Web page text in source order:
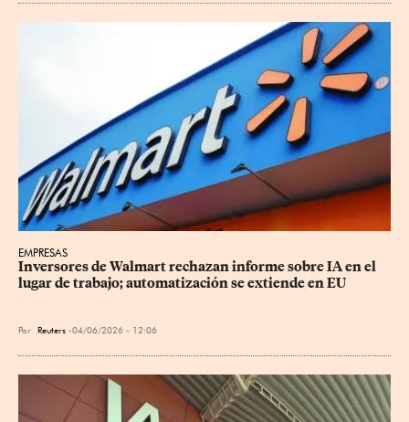
EMPRESAS
Inversores de Walmart rechazan informe sobre IA en el
lugar de trabajo; automatización se extiende en EU
Por Reuters 04/06/2026 - 12:06